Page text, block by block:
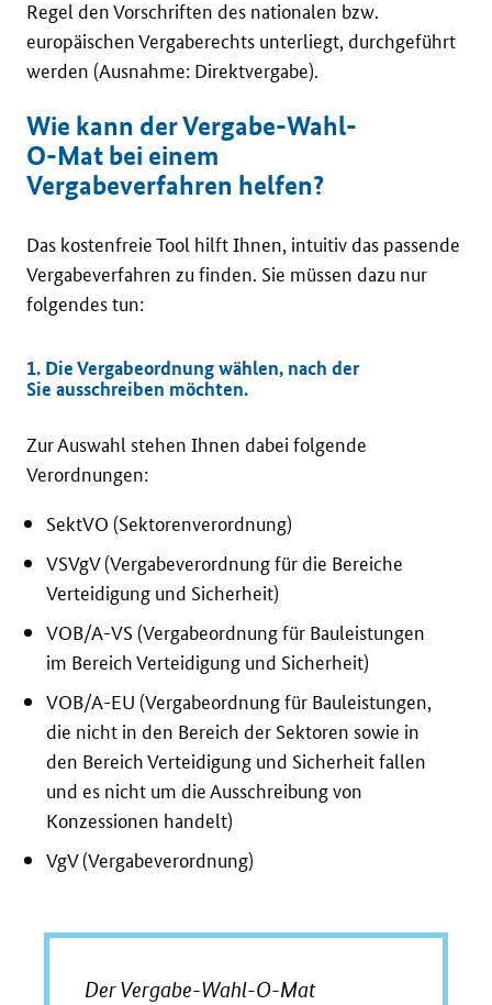
Zertifizierung
Startups & innovative KMU
Services
Öffentliche Beschaffung
E-Learning
KOINNOvationsplatz
Praxisbeispiele
Playbook
Zertifizierung
Innovationspreis
EU-Förderung
Aktuelles
Fördermöglichkeiten
Praxisbeispiele
Regel den Vorschriften des nationalen bzw.
europäischen Vergaberechts unterliegt, durchgeführt
werden (Ausnahme: Direktvergabe).
Wie kann der Vergabe-Wahl-
O-Mat bei einem
Vergabeverfahren helfen?
Das kostenfreie Tool hilft Ihnen, intuitiv das passende
Vergabeverfahren zu finden. Sie müssen dazu nur
folgendes tun:
1. Die Vergabeordnung wählen, nach der
Sie ausschreiben möchten.
Zur Auswahl stehen Ihnen dabei folgende
Verordnungen:
SektVO (Sektorenverordnung)
VSVgV (Vergabeverordnung für die Bereiche
Verteidigung und Sicherheit)
VOB/A-VS (Vergabeordnung für Bauleistungen
im Bereich Verteidigung und Sicherheit)
VOB/A-EU (Vergabeordnung für Bauleistungen,
die nicht in den Bereich der Sektoren sowie in
den Bereich Verteidigung und Sicherheit fallen
und es nicht um die Ausschreibung von
Konzessionen handelt)
VgV (Vergabeverordnung)
Der Vergabe-Wahl-O-Mat